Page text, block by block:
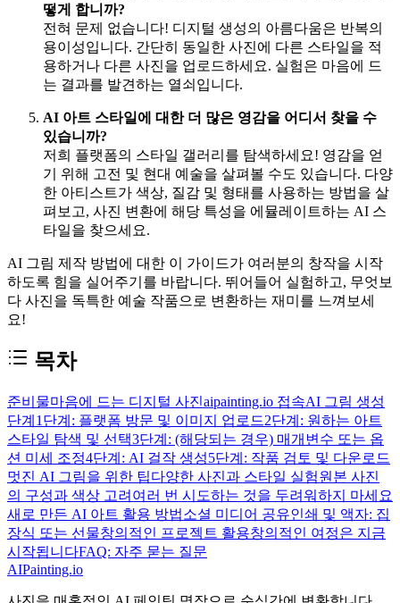
떻게 합니까?
전혀 문제 없습니다! 디지털 생성의 아름다움은 반복의
용이성입니다. 간단히 동일한 사진에 다른 스타일을 적
용하거나 다른 사진을 업로드하세요. 실험은 마음에 드
는 결과를 발견하는 열쇠입니다.
AI 아트 스타일에 대한 더 많은 영감을 어디서 찾을 수
있습니까?
저희 플랫폼의 스타일 갤러리를 탐색하세요! 영감을 얻
기 위해 고전 및 현대 예술을 살펴볼 수도 있습니다. 다양
한 아티스트가 색상, 질감 및 형태를 사용하는 방법을 살
펴보고, 사진 변환에 해당 특성을 에뮬레이트하는 AI 스
타일을 찾으세요.
AI 그림 제작 방법에 대한 이 가이드가 여러분의 창작을 시작
하도록 힘을 실어주기를 바랍니다. 뛰어들어 실험하고, 무엇보
다 사진을 독특한 예술 작품으로 변환하는 재미를 느껴보세
요!
목차
준비물마음에 드는 디지털 사진aipainting.io 접속AI 그림 생성
단계 1단계: 플랫폼 방문 및 이미지 업로드2단계: 원하는 아트
스타일 탐색 및 선택3단계: (해당되는 경우) 매개변수 또는 옵
션 미세 조정4단계: AI 걸작 생성5단계: 작품 검토 및 다운로드
멋진 AI 그림을 위한 팁다양한 사진과 스타일 실험원본 사진
의 구성과 색상 고려 여러 번 시도하는 것을 두려워하지 마세요
새로 만든 AI 아트 활용 방법소셜 미디어 공유인쇄 및 액자: 집
장식 또는 선물창의적인 프로젝트 활용창의적인 여정은 지금
시작됩니다FAQ: 자주 묻는 질문
AIPainting.io